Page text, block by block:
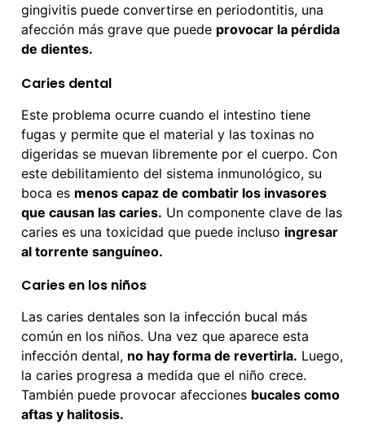
gingivitis puede convertirse en periodontitis, una
afección más grave que puede provocar la pérdida
de dientes.
Caries dental
Este problema ocurre cuando el intestino tiene
fugas y permite que el material y las toxinas no
digeridas se muevan libremente por el cuerpo. Con
este debilitamiento del sistema inmunológico, su
boca es menos capaz de combatir los invasores
que causan las caries. Un componente clave de las
caries es una toxicidad que puede incluso ingresar
al torrente sanguíneo.
Caries en los niños
Las caries dentales son la infección bucal más
común en los niños. Una vez que aparece esta
infección dental, no hay forma de revertirla. Luego,
la caries progresa a medida que el niño crece.
También puede provocar afecciones bucales como
aftas y halitosis.